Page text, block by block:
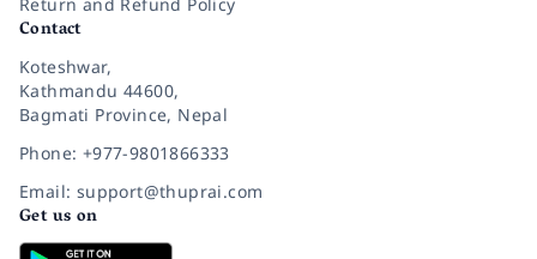
Contact
Koteshwar,
Kathmandu 44600,
Bagmati Province, Nepal
Phone: +977-9801866333
Email: support@thuprai.com
Get us on